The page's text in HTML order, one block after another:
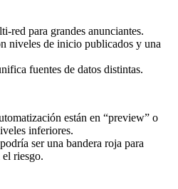
red para grandes anunciantes.
niveles de inicio publicados y una
fuentes de datos distintas.
están en “preview” o
inferiores.
ser una bandera roja para
riesgo.